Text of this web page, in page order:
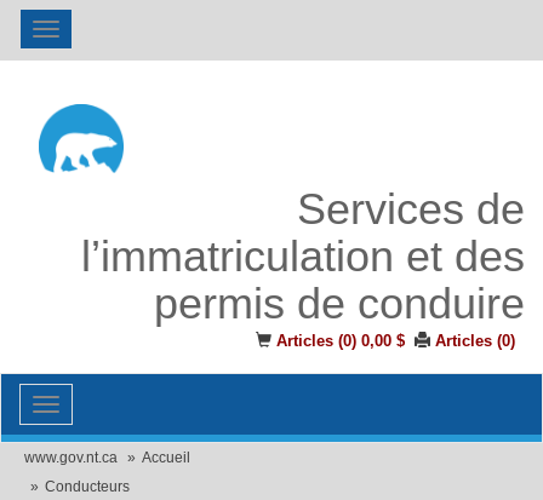
Toggle
navigation
Services de
l’immatriculation et des
permis de conduire
Articles (0) 0,00 $ Articles (0)
Toggle
navigation
www.gov.nt.ca
Accueil
Conducteurs